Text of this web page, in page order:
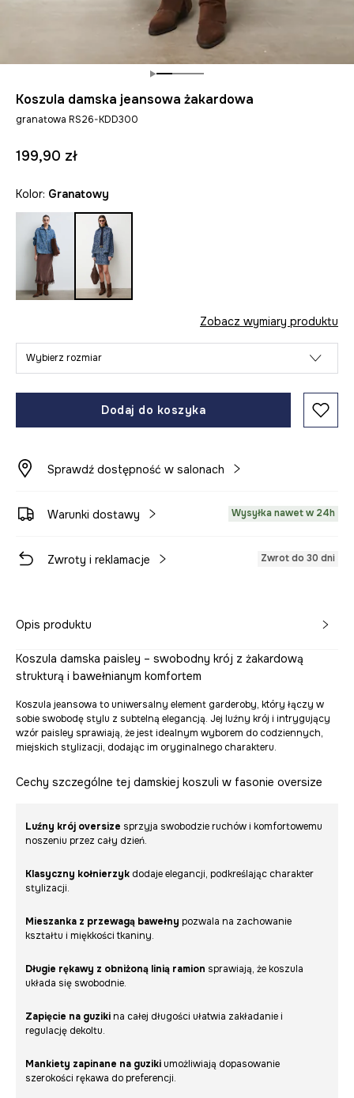
Koszula damska jeansowa żakardowa
granatowa RS26-KDD300
199,90 zł
Kolor: granatowy
Zobacz wymiary produktu
Wybierz rozmiar
Dodaj do koszyka
Sprawdź dostępność w salonach
Warunki dostawy Wysyłka nawet w 24h
Zwroty i reklamacje Zwrot do 30 dni
Opis produktu
Koszula damska paisley – swobodny krój z żakardową
strukturą i bawełnianym komfortem
Koszula jeansowa to uniwersalny element garderoby, który łączy w
sobie swobodę stylu z subtelną elegancją. Jej luźny krój i intrygujący
wzór paisley sprawiają, że jest idealnym wyborem do codziennych,
miejskich stylizacji, dodając im oryginalnego charakteru.
Cechy szczególne tej damskiej koszuli w fasonie oversize
Luźny krój oversize sprzyja swobodzie ruchów i komfortowemu
noszeniu przez cały dzień.
Klasyczny kołnierzyk dodaje elegancji, podkreślając charakter
stylizacji.
Mieszanka z przewagą bawełny pozwala na zachowanie
kształtu i miękkości tkaniny.
Długie rękawy z obniżoną linią ramion sprawiają, że koszula
układa się swobodnie.
Zapięcie na guziki na całej długości ułatwia zakładanie i
regulację dekoltu.
Mankiety zapinane na guziki umożliwiają dopasowanie
szerokości rękawa do preferencji.